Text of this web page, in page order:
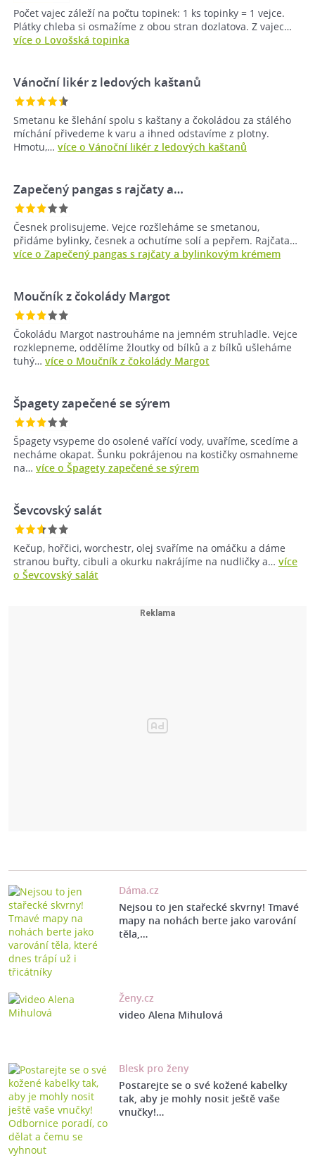
Počet vajec záleží na počtu topinek: 1 ks topinky = 1 vejce.
Plátky chleba si osmažíme z obou stran dozlatova. Z vajec…
více o Lovošská topinka
Vánoční likér z ledových kaštanů
Smetanu ke šlehání spolu s kaštany a čokoládou za stálého
míchání přivedeme k varu a ihned odstavíme z plotny.
Hmotu,… více o Vánoční likér z ledových kaštanů
Zapečený pangas s rajčaty a…
Česnek prolisujeme. Vejce rozšleháme se smetanou,
přidáme bylinky, česnek a ochutíme solí a pepřem. Rajčata…
více o Zapečený pangas s rajčaty a bylinkovým krémem
Moučník z čokolády Margot
Čokoládu Margot nastrouháme na jemném struhladle. Vejce
rozklepneme, oddělíme žloutky od bílků a z bílků ušleháme
tuhý… více o Moučník z čokolády Margot
Špagety zapečené se sýrem
Špagety vsypeme do osolené vařící vody, uvaříme, scedíme a
necháme okapat. Šunku pokrájenou na kostičky osmahneme
na… více o Špagety zapečené se sýrem
Ševcovský salát
Kečup, hořčici, worchestr, olej svaříme na omáčku a dáme
stranou buřty, cibuli a okurku nakrájíme na nudličky a… více
o Ševcovský salát
Dáma.cz
Nejsou to jen stařecké skvrny! Tmavé
mapy na nohách berte jako varování
těla,…
Ženy.cz
video Alena Mihulová
Blesk pro ženy
Postarejte se o své kožené kabelky
tak, aby je mohly nosit ještě vaše
vnučky!…